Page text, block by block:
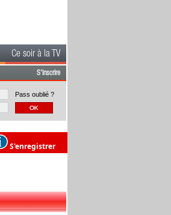
Ce soir à la TV
S'inscrire
Pass oublié ?
S'enregistrer